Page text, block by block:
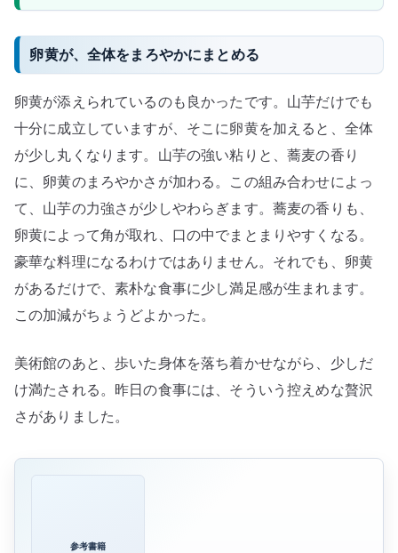
卵黄が、全体をまろやかにまとめる
卵黄が添えられているのも良かったです。山芋だけでも
十分に成立していますが、そこに卵黄を加えると、全体
が少し丸くなります。山芋の強い粘りと、蕎麦の香り
に、卵黄のまろやかさが加わる。この組み合わせによっ
て、山芋の力強さが少しやわらぎます。蕎麦の香りも、
卵黄によって角が取れ、口の中でまとまりやすくなる。
豪華な料理になるわけではありません。それでも、卵黄
があるだけで、素朴な食事に少し満足感が生まれます。
この加減がちょうどよかった。
美術館のあと、歩いた身体を落ち着かせながら、少しだ
け満たされる。昨日の食事には、そういう控えめな贅沢
さがありました。
参考書籍